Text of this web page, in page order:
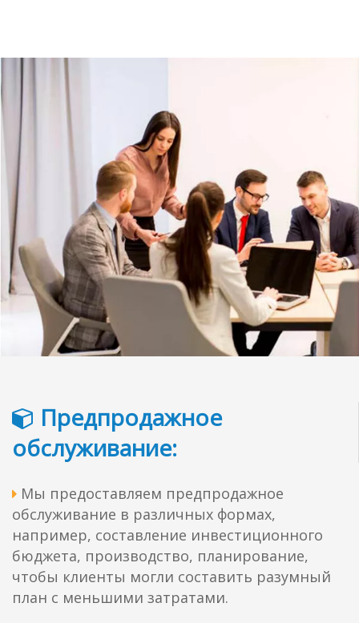
 Предпродажное
обслуживание:
 Мы предоставляем предпродажное
обслуживание в различных формах,
например, составление инвестиционного
бюджета, производство, планирование,
чтобы клиенты могли составить разумный
план с меньшими затратами.